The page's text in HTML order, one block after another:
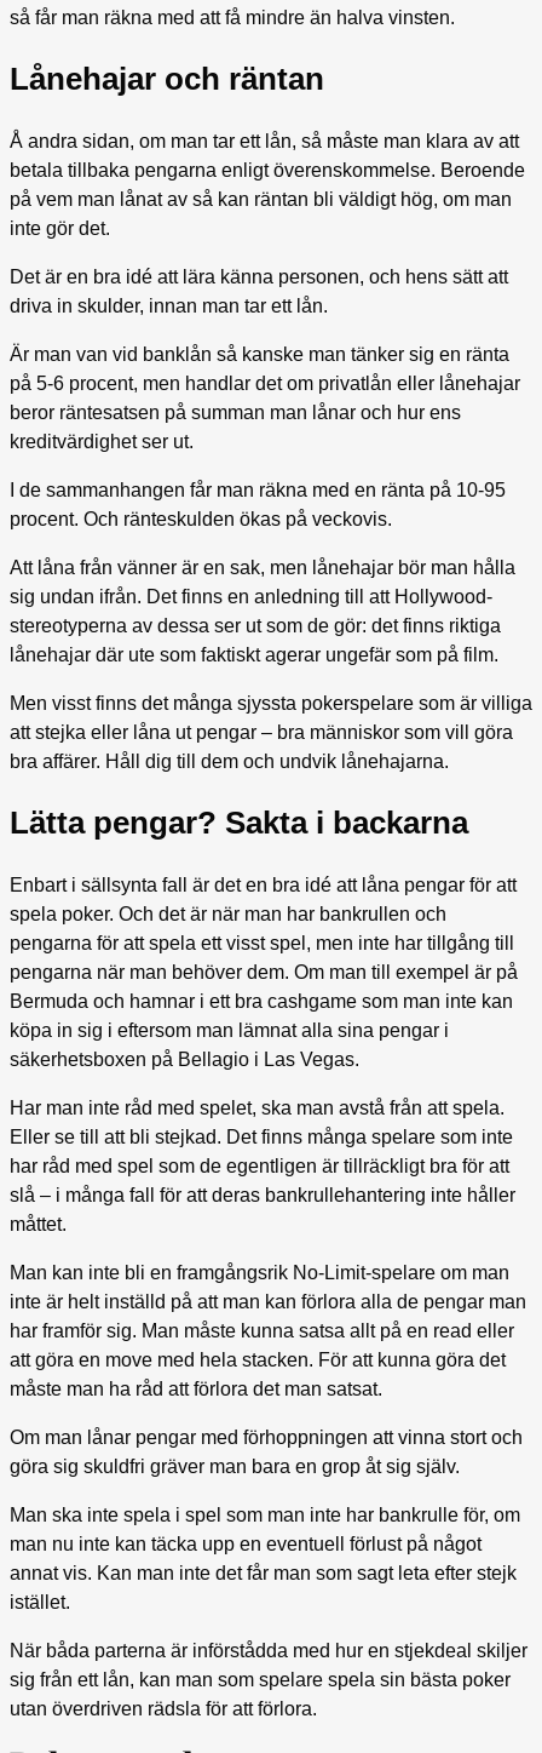
så får man räkna med att få mindre än halva vinsten.
Lånehajar och räntan
Å andra sidan, om man tar ett lån, så måste man klara av att
betala tillbaka pengarna enligt överenskommelse. Beroende
på vem man lånat av så kan räntan bli väldigt hög, om man
inte gör det.
Det är en bra idé att lära känna personen, och hens sätt att
driva in skulder, innan man tar ett lån.
Är man van vid banklån så kanske man tänker sig en ränta
på 5-6 procent, men handlar det om privatlån eller lånehajar
beror räntesatsen på summan man lånar och hur ens
kreditvärdighet ser ut.
I de sammanhangen får man räkna med en ränta på 10-95
procent. Och ränteskulden ökas på veckovis.
Att låna från vänner är en sak, men lånehajar bör man hålla
sig undan ifrån. Det finns en anledning till att Hollywood-
stereotyperna av dessa ser ut som de gör: det finns riktiga
lånehajar där ute som faktiskt agerar ungefär som på film.
Men visst finns det många sjyssta pokerspelare som är villiga
att stejka eller låna ut pengar – bra människor som vill göra
bra affärer. Håll dig till dem och undvik lånehajarna.
Lätta pengar? Sakta i backarna
Enbart i sällsynta fall är det en bra idé att låna pengar för att
spela poker. Och det är när man har bankrullen och
pengarna för att spela ett visst spel, men inte har tillgång till
pengarna när man behöver dem. Om man till exempel är på
Bermuda och hamnar i ett bra cashgame som man inte kan
köpa in sig i eftersom man lämnat alla sina pengar i
säkerhetsboxen på Bellagio i Las Vegas.
Har man inte råd med spelet, ska man avstå från att spela.
Eller se till att bli stejkad. Det finns många spelare som inte
har råd med spel som de egentligen är tillräckligt bra för att
slå – i många fall för att deras bankrullehantering inte håller
måttet.
Man kan inte bli en framgångsrik No-Limit-spelare om man
inte är helt inställd på att man kan förlora alla de pengar man
har framför sig. Man måste kunna satsa allt på en read eller
att göra en move med hela stacken. För att kunna göra det
måste man ha råd att förlora det man satsat.
Om man lånar pengar med förhoppningen att vinna stort och
göra sig skuldfri gräver man bara en grop åt sig själv.
Man ska inte spela i spel som man inte har bankrulle för, om
man nu inte kan täcka upp en eventuell förlust på något
annat vis. Kan man inte det får man som sagt leta efter stejk
istället.
När båda parterna är införstådda med hur en stjekdeal skiljer
sig från ett lån, kan man som spelare spela sin bästa poker
utan överdriven rädsla för att förlora.